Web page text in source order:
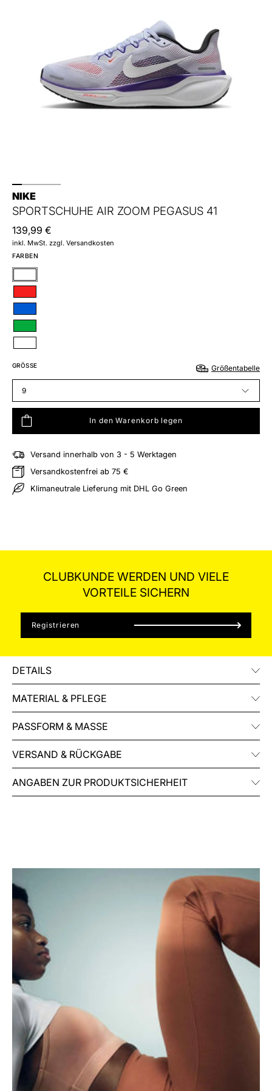
NIKE
SPORTSCHUHE AIR ZOOM PEGASUS 41
139,99 €
inkl. MwSt. zzgl. Versandkosten
FARBEN
Violett
Rot
Blau
Grün
Violett
GRÖSSE Größentabelle
9
In den Warenkorb legen
hinzufügen
Versand innerhalb von 3 - 5 Werktagen
Versandkostenfrei ab 75 €
Klimaneutrale Lieferung mit DHL Go Green
CLUBKUNDE WERDEN UND VIELE
VORTEILE SICHERN
Registrieren
DETAILS
MATERIAL & PFLEGE
PASSFORM & MASSE
VERSAND & RÜCKGABE
ANGABEN ZUR PRODUKTSICHERHEIT